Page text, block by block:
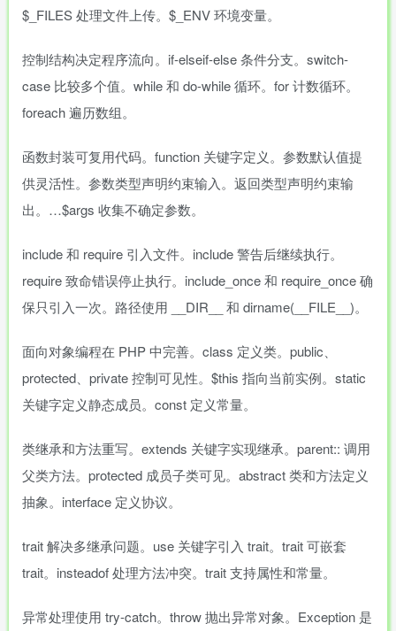
$_FILES 处理文件上传。$_ENV 环境变量。
控制结构决定程序流向。if-elseif-else 条件分支。switch-
case 比较多个值。while 和 do-while 循环。for 计数循环。
foreach 遍历数组。
函数封装可复用代码。function 关键字定义。参数默认值提
供灵活性。参数类型声明约束输入。返回类型声明约束输
出。…$args 收集不确定参数。
include 和 require 引入文件。include 警告后继续执行。
require 致命错误停止执行。include_once 和 require_once 确
保只引入一次。路径使用 __DIR__ 和 dirname(__FILE__)。
面向对象编程在 PHP 中完善。class 定义类。public、
protected、private 控制可见性。$this 指向当前实例。static
关键字定义静态成员。const 定义常量。
类继承和方法重写。extends 关键字实现继承。parent:: 调用
父类方法。protected 成员子类可见。abstract 类和方法定义
抽象。interface 定义协议。
trait 解决多继承问题。use 关键字引入 trait。trait 可嵌套
trait。insteadof 处理方法冲突。trait 支持属性和常量。
异常处理使用 try-catch。throw 抛出异常对象。Exception 是